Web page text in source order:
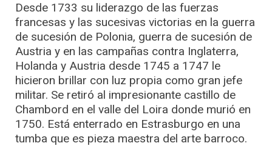
Desde 1733 su liderazgo de las fuerzas
francesas y las sucesivas victorias en la guerra
de sucesión de Polonia, guerra de sucesión de
Austria y en las campañas contra Inglaterra,
Holanda y Austria desde 1745 a 1747 le
hicieron brillar con luz propia como gran jefe
militar. Se retiró al impresionante castillo de
Chambord en el valle del Loira donde murió en
1750. Está enterrado en Estrasburgo en una
tumba que es pieza maestra del arte barroco.